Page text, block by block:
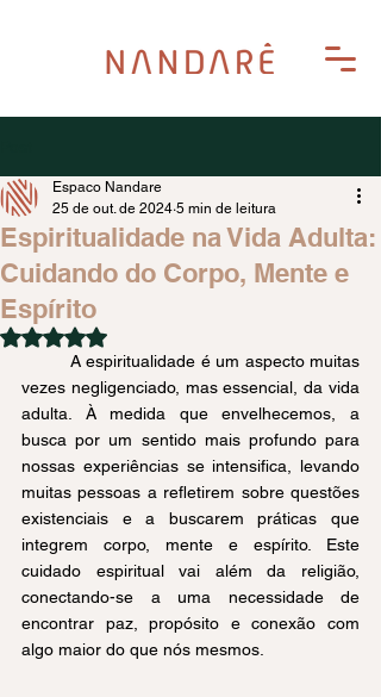
Espiritualidade na Vida Adulta:
Cuidando do Corpo, Mente e
Espírito
Espaco Nandare
25 de out. de 2024 5 min de leitura
Avaliado com NaN de 5 estrelas.
vezes negligenciado, mas essencial, da vida
adulta. À medida que envelhecemos, a
busca por um sentido mais profundo para
nossas experiências se intensifica, levando
muitas pessoas a refletirem sobre questões
existenciais e a buscarem práticas que
integrem corpo, mente e espírito. Este
cuidado espiritual vai além da religião,
conectando-se a uma necessidade de
encontrar paz, propósito e conexão com
algo maior do que nós mesmos.